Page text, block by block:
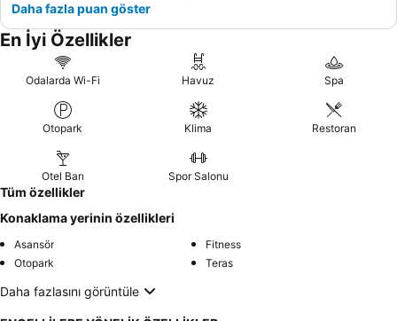
Daha fazla puan göster
En İyi Özellikler
Odalarda Wi-Fi Havuz Spa
Otopark Klima Restoran
Otel Barı Spor Salonu
Tüm özellikler
Konaklama yerinin özellikleri
Asansör
Fitness
Otopark
Teras
Daha fazlasını görüntüle